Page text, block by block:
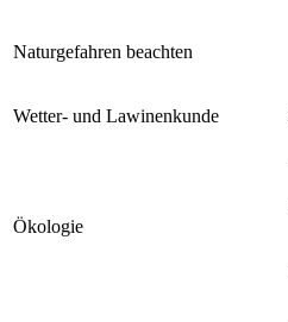
Naturgefahren beachten
Wetter- und Lawinenkunde
Ökologie